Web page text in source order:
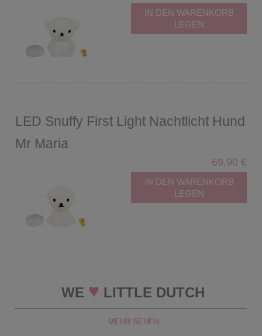
IN DEN WARENKORB
LEGEN
LED Snuffy First Light Nachtlicht Hund
Mr Maria
69,90 €
IN DEN WARENKORB
LEGEN
WE ♥ LITTLE DUTCH
MEHR SEHEN